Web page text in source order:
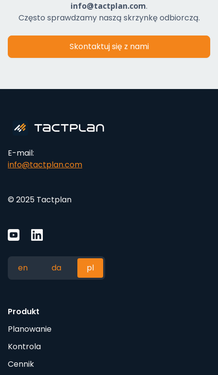
info@tactplan.com.
Często sprawdzamy naszą skrzynkę odbiorczą.
Skontaktuj się z nami
E-mail:
info@tactplan.com
© 2025 Tactplan
en da pl
Produkt
Planowanie
Kontrola
Cennik